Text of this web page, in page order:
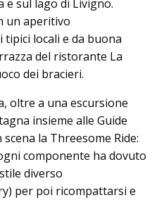
e sul lago di Livigno.
un aperitivo
locali e da buona
del ristorante La
dei bracieri.
oltre a una escursione
insieme alle Guide
la Threesome Ride:
componente ha dovuto
diverso
per poi ricompattarsi e